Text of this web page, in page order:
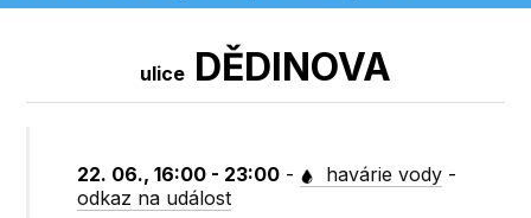
ulice DĚDINOVA
22. 06., 16:00 - 23:00 - havárie vody -
odkaz na událost